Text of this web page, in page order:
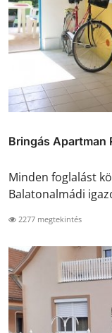
Bringás Apartman
Minden foglalást
Balatonalmádi
2277 megtekintés